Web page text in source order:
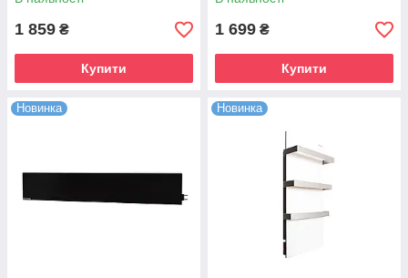
1 859 ₴
Купити
1 699 ₴
Купити
Новинка Новинка